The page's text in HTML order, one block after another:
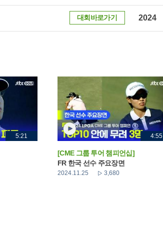
대회바로가기 2024
5:21 4:55
[CME 그룹 투어 챔피언십]
FR 한국 선수 주요장면
2024.11.25 3,680